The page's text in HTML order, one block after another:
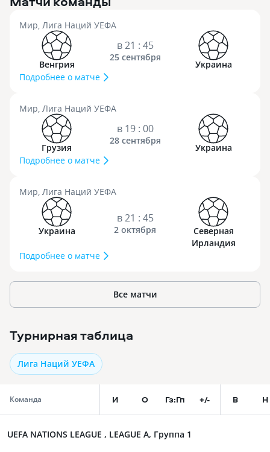
Мир, Лига Наций УЕФА
Венгрия
в 21 : 45
25 сентября
Украина
Подробнее о матче
Мир, Лига Наций УЕФА
Грузия
в 19 : 00
28 сентября
Украина
Подробнее о матче
Мир, Лига Наций УЕФА
Украина
в 21 : 45
2 октября
Северная
Ирландия
Подробнее о матче
Все матчи
Турнирная таблица
Лига Наций УЕФА
Команда И О Гз:Гп +/- В Н
UEFA NATIONS LEAGUE , LEAGUE A, Группа 1